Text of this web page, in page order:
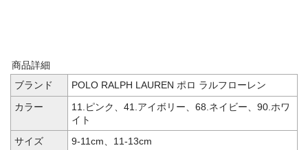
商品詳細
ブランド
POLO RALPH LAUREN ポロ ラルフローレン
カラー
11.ピンク、41.アイボリー、68.ネイビー、90.ホワ
イト
サイズ
9-11cm、11-13cm